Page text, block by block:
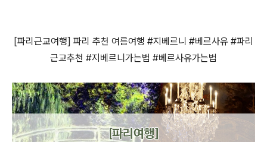
[파리근교여행] 파리 추천 여름여행 #지베르니 #베르사유 #파리
근교추천 #지베르니가는법 #베르사유가는법